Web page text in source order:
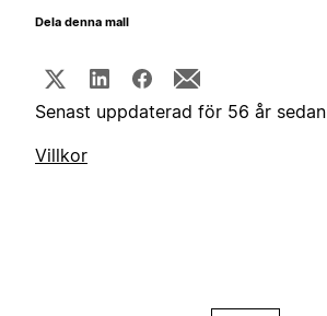
Dela denna mall
Senast uppdaterad för 56 år sedan
Villkor